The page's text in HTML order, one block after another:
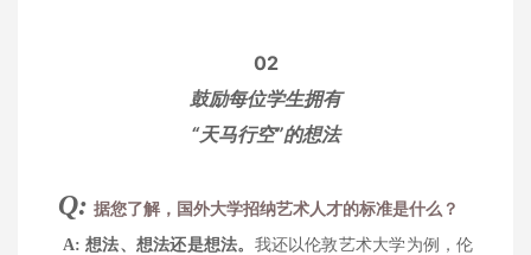
02
鼓励每位学生拥有
“天马行空”的想法
Q: 据您了解，国外大学招纳艺术人才的标准是什么？
A:想法、想法还是想法。 我还以伦敦艺术大学为例，伦